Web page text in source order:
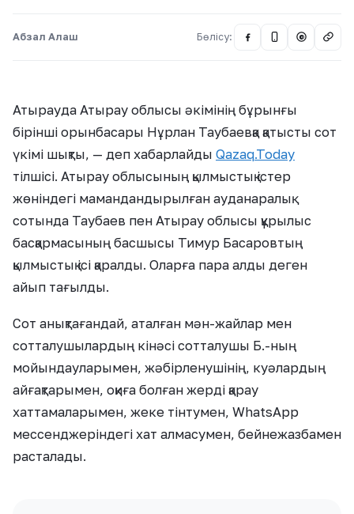
Абзал Алаш Бөлісу: @
Атырауда Атырау облысы әкімінің бұрынғы
бірінші орынбасары Нұрлан Таубаевқа қатысты сот
үкімі шықты, — деп хабарлайды Qazaq.Today
тілшісі. Атырау облысының қылмыстық істер
жөніндегі мамандандырылған ауданаралық
сотында Таубаев пен Атырау облысы құрылыс
басқармасының басшысы Тимур Басаровтың
қылмыстық ісі қаралды. Оларға пара алды деген
айып тағылды.
Сот анықтағандай, аталған мән-жайлар мен
сотталушылардың кінәсі сотталушы Б.-ның
мойындауларымен, жәбірленушінің, куәлардың
айғақтарымен, оқиға болған жерді қарау
хаттамаларымен, жеке тінтумен, WhatsApp
мессенджеріндегі хат алмасумен, бейнежазбамен
расталады.